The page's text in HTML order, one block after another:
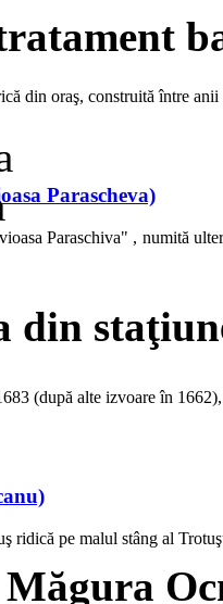
din oraş, construită între
Parascheva)
Paraschiva" , numită
(după alte izvoare în
ridică pe malul stâng al
din